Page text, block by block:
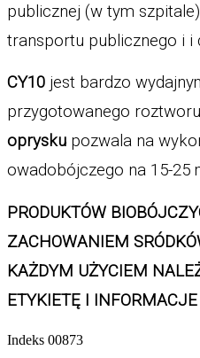
publicznej (w tym
transportu publicznego i i
CY10 jest bardzo
przygotowanego
oprysku pozwala na
owadobójczego na 15-25
PRODUKTÓW
ZACHOWANIEM
KAŻDYM UŻYCIEM
ETYKIETĘ I
Indeks 00873